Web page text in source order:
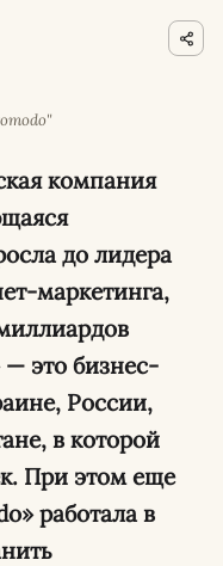
компания
до лидера
маркетинга,
— это бизнес-
России,
в которой
При этом еще
работала в